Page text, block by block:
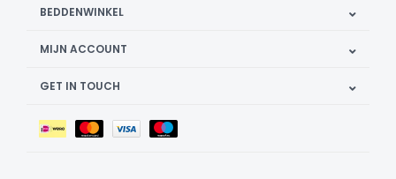
BEDDENWINKEL
MIJN ACCOUNT
GET IN TOUCH